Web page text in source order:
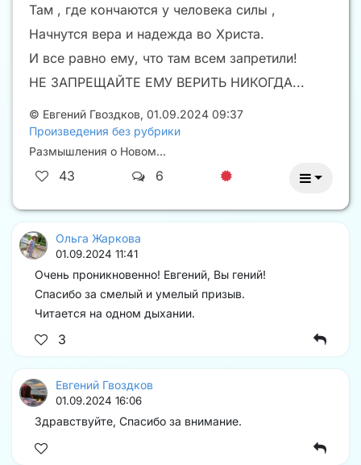
Там , где кончаются у человека силы ,
Начнутся вера и надежда во Христа.
И все равно ему, что там всем запретили!
НЕ ЗАПРЕЩАЙТЕ ЕМУ ВЕРИТЬ НИКОГДА...
© Евгений Гвоздков, 01.09.2024 09:37
Произведения без рубрики
Размышления о Новом...
43 6
Ольга Жаркова
01.09.2024 11:41
Очень проникновенно! Евгений, Вы гений!
Спасибо за смелый и умелый призыв.
Читается на одном дыхании.
3
Евгений Гвоздков
01.09.2024 16:06
Здравствуйте, Спасибо за внимание.